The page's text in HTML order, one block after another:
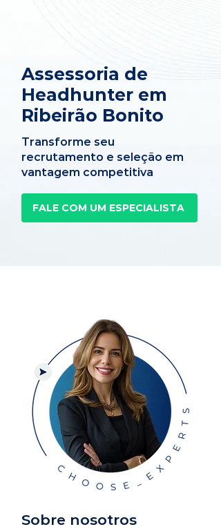
Assessoria de
Headhunter em
Ribeirão Bonito
Transforme seu
recrutamento e seleção em
vantagem competitiva
FALE COM UM ESPECIALISTA
Sobre nosotros